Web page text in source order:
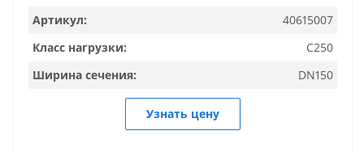
Артикул:
40615007
Класс нагрузки:
C250
Ширина сечения:
DN150
Узнать цену